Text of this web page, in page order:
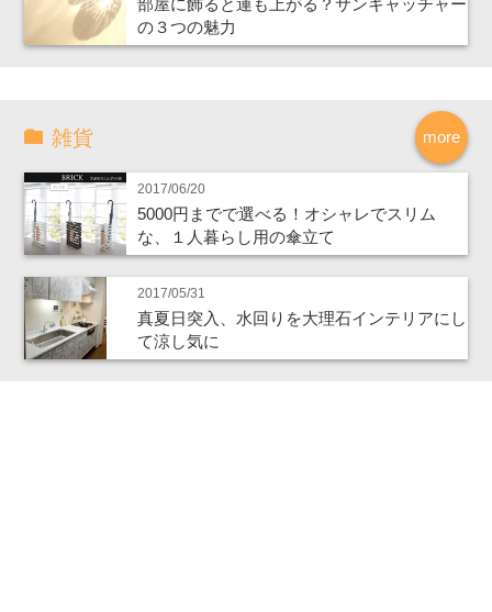
の３つの魅力
more
雑貨
2017/06/20
5000円までで選べる！オシャレでスリム
な、１人暮らし用の傘立て
2017/05/31
真夏日突入、水回りを大理石インテリアにし
て涼し気に